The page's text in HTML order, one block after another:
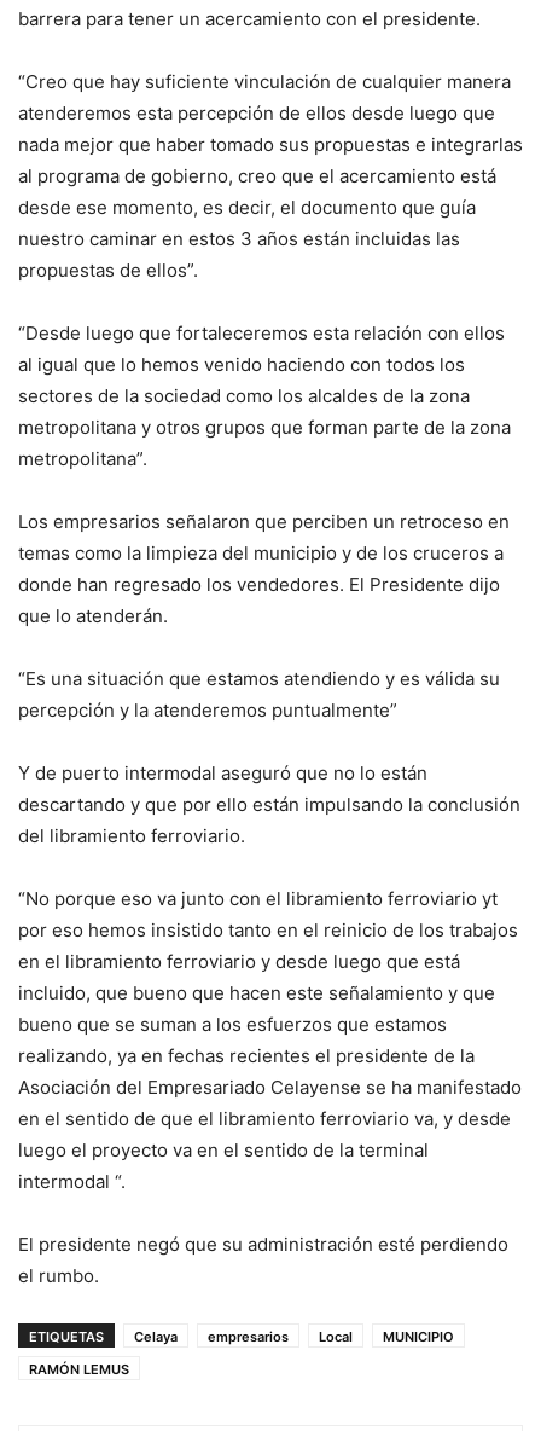
barrera para tener un acercamiento con el presidente.
“Creo que hay suficiente vinculación de cualquier manera
atenderemos esta percepción de ellos desde luego que
nada mejor que haber tomado sus propuestas e integrarlas
al programa de gobierno, creo que el acercamiento está
desde ese momento, es decir, el documento que guía
nuestro caminar en estos 3 años están incluidas las
propuestas de ellos”.
“Desde luego que fortaleceremos esta relación con ellos
al igual que lo hemos venido haciendo con todos los
sectores de la sociedad como los alcaldes de la zona
metropolitana y otros grupos que forman parte de la zona
metropolitana”.
Los empresarios señalaron que perciben un retroceso en
temas como la limpieza del municipio y de los cruceros a
donde han regresado los vendedores. El Presidente dijo
que lo atenderán.
“Es una situación que estamos atendiendo y es válida su
percepción y la atenderemos puntualmente”
Y de puerto intermodal aseguró que no lo están
descartando y que por ello están impulsando la conclusión
del libramiento ferroviario.
“No porque eso va junto con el libramiento ferroviario yt
por eso hemos insistido tanto en el reinicio de los trabajos
en el libramiento ferroviario y desde luego que está
incluido, que bueno que hacen este señalamiento y que
bueno que se suman a los esfuerzos que estamos
realizando, ya en fechas recientes el presidente de la
Asociación del Empresariado Celayense se ha manifestado
en el sentido de que el libramiento ferroviario va, y desde
luego el proyecto va en el sentido de la terminal
intermodal “.
El presidente negó que su administración esté perdiendo
el rumbo.
ETIQUETAS Celaya empresarios Local
MUNICIPIO
RAMÓN LEMUS